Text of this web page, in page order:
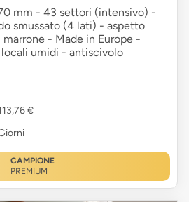
mm - 43 settori (intensivo) -
smussato (4 lati) - aspetto
- Made in Europe -
umidi - antiscivolo
€
CAMPIONE
PREMIUM